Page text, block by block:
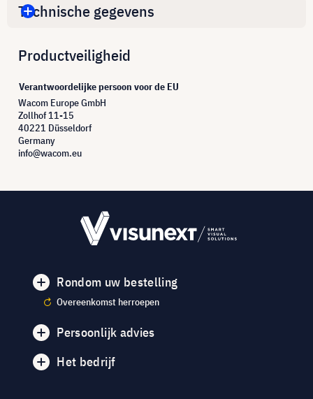
Technische gegevens
Productveiligheid
Verantwoordelijke persoon voor de EU
Wacom Europe GmbH
Zollhof 11-15
40221 Düsseldorf
Germany
info@wacom.eu
Rondom uw bestelling
Overeenkomst herroepen
Persoonlijk advies
Het bedrijf